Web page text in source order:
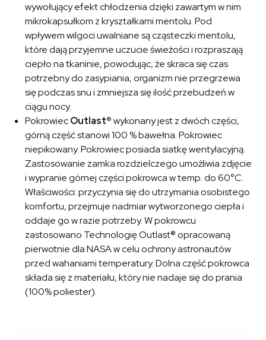
wywołujący efekt chłodzenia dzięki zawartym w nim
mikrokapsułkom z kryształkami mentolu. Pod
wpływem wilgoci uwalniane są cząsteczki mentolu,
które dają przyjemne uczucie świeżości i rozpraszają
ciepło na tkaninie, powodując, że skraca się czas
potrzebny do zasypiania, organizm nie przegrzewa
się podczas snu i zmniejsza się ilość przebudzeń w
ciągu nocy.
PokrowiecOutlast®wykonany jest z dwóch części,
górną część stanowi 100 % bawełna. Pokrowiec
niepikowany. Pokrowiec posiada siatkę wentylacyjną.
Zastosowanie zamka rozdzielczego umożliwia zdjęcie
i wypranie górnej części pokrowca w temp. do 60°C.
Właściwości: przyczynia się do utrzymania osobistego
komfortu, przejmuje nadmiar wytworzonego ciepła i
oddaje go w razie potrzeby. W pokrowcu
zastosowano Technologię Outlast® opracowaną
pierwotnie dla NASA w celu ochrony astronautów
przed wahaniami temperatury. Dolna część pokrowca
składa się z materiału, który nie nadaje się do prania
(100% poliester).